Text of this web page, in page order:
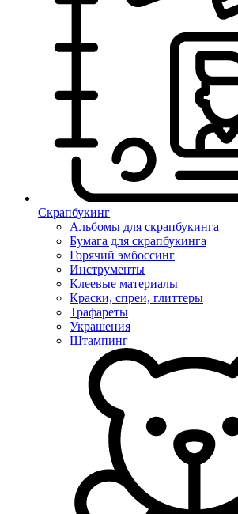
Скрапбукинг
Альбомы для скрапбукинга
Бумага для скрапбукинга
Горячий эмбоссинг
Инструменты
Клеевые материалы
Краски, спреи, глиттеры
Трафареты
Украшения
Штампинг